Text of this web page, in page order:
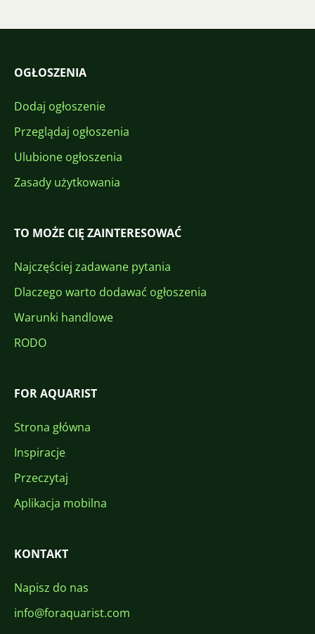
OGŁOSZENIA
Dodaj ogłoszenie
Przeglądaj ogłoszenia
Ulubione ogłoszenia
Zasady użytkowania
TO MOŻE CIĘ ZAINTERESOWAĆ
Najczęściej zadawane pytania
Dlaczego warto dodawać ogłoszenia
Warunki handlowe
RODO
FOR AQUARIST
Strona główna
Inspiracje
Przeczytaj
Aplikacja mobilna
KONTAKT
Napisz do nas
info@foraquarist.com